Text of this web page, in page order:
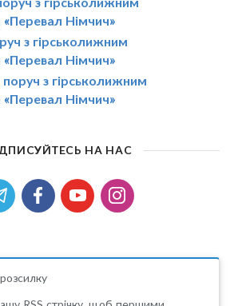
Німчич»
з гірськолижним
Німчич»
з гірськолижним
Німчич»
НА НАС